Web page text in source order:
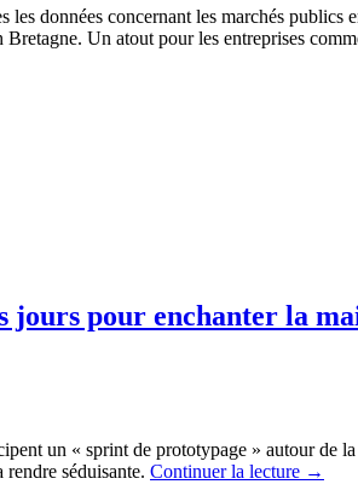
les données concernant les marchés
Bretagne. Un atout pour les entreprises
pour enchanter la
un « sprint de prototypage » autour de
séduisante. Continuer la lecture →